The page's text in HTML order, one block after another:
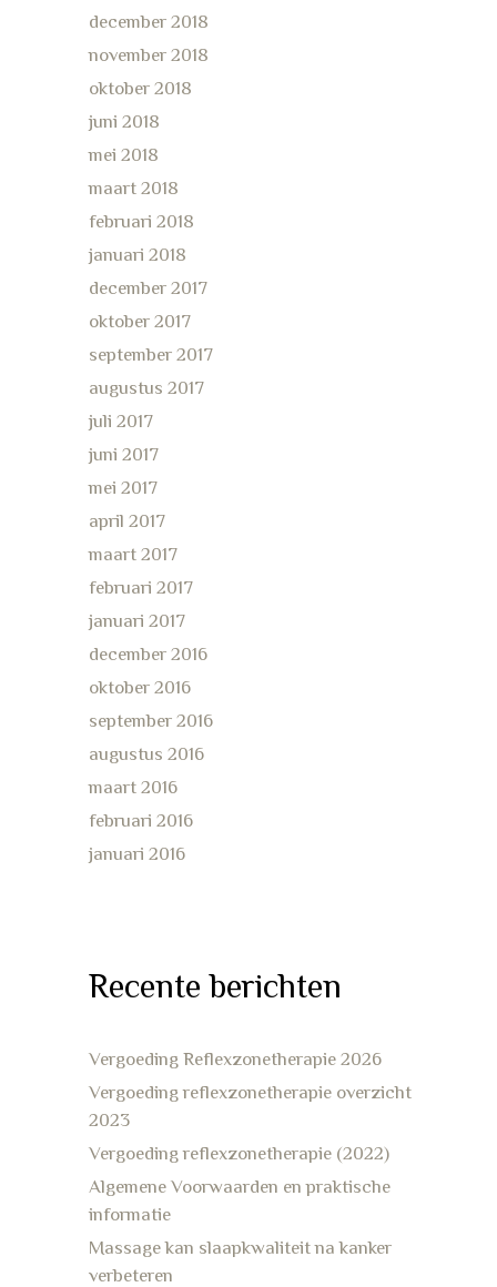
december 2018
november 2018
oktober 2018
juni 2018
mei 2018
maart 2018
februari 2018
januari 2018
december 2017
oktober 2017
september 2017
augustus 2017
juli 2017
juni 2017
mei 2017
april 2017
maart 2017
februari 2017
januari 2017
december 2016
oktober 2016
september 2016
augustus 2016
maart 2016
februari 2016
januari 2016
Recente berichten
Vergoeding Reflexzonetherapie 2026
Vergoeding reflexzonetherapie overzicht
2023
Vergoeding reflexzonetherapie (2022)
Algemene Voorwaarden en praktische
informatie
Massage kan slaapkwaliteit na kanker
verbeteren